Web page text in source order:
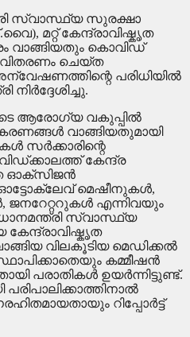
സ്വാസ്ഥ്യ സുരക്ഷാ
മറ്റ് കേന്ദ്രാവിഷ്കൃത
വാങ്ങിയതും കൊവിഡ്
വിതരണം ചെയ്ത
പരിധിയിൽ
ആരോഗ്യ വകുപ്പിൽ
വാങ്ങിയതുമായി
സർക്കാരിന്റെ
കേന്ദ്ര
ഓക്സിജൻ
മെഷീനുകൾ,
എന്നിവയും
സ്വാസ്ഥ്യ
വിലകൂടിയ മെഡിക്കൽ
കമ്മീഷൻ
പരാതികൾ ഉയർന്നിട്ടുണ്ട്.
റിപ്പോർട്ട്